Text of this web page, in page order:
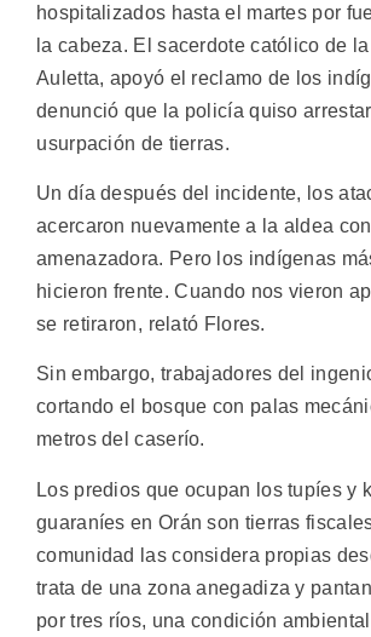
hospitalizados hasta el martes por
la cabeza. El sacerdote católico de
Auletta, apoyó el reclamo de los
denunció que la policía quiso
usurpación de tierras.
Un día después del incidente, los
acercaron nuevamente a la aldea
amenazadora. Pero los indígenas
hicieron frente. Cuando nos vieron
se retiraron, relató Flores.
Sin embargo, trabajadores del
cortando el bosque con palas
metros del caserío.
Los predios que ocupan los tupíes y
guaraníes en Orán son tierras
comunidad las considera propias
trata de una zona anegadiza y
por tres ríos, una condición